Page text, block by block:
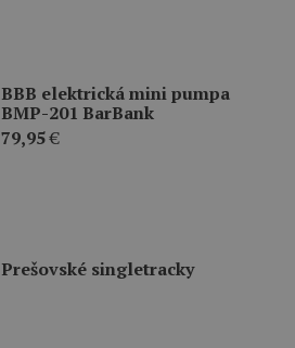
BBB elektrická mini pumpa
BMP-201 BarBank
79,95€
Prešovské singletracky